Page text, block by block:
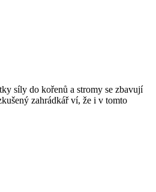
síly do kořenů a stromy se zbavují
zahrádkář ví, že i v tomto